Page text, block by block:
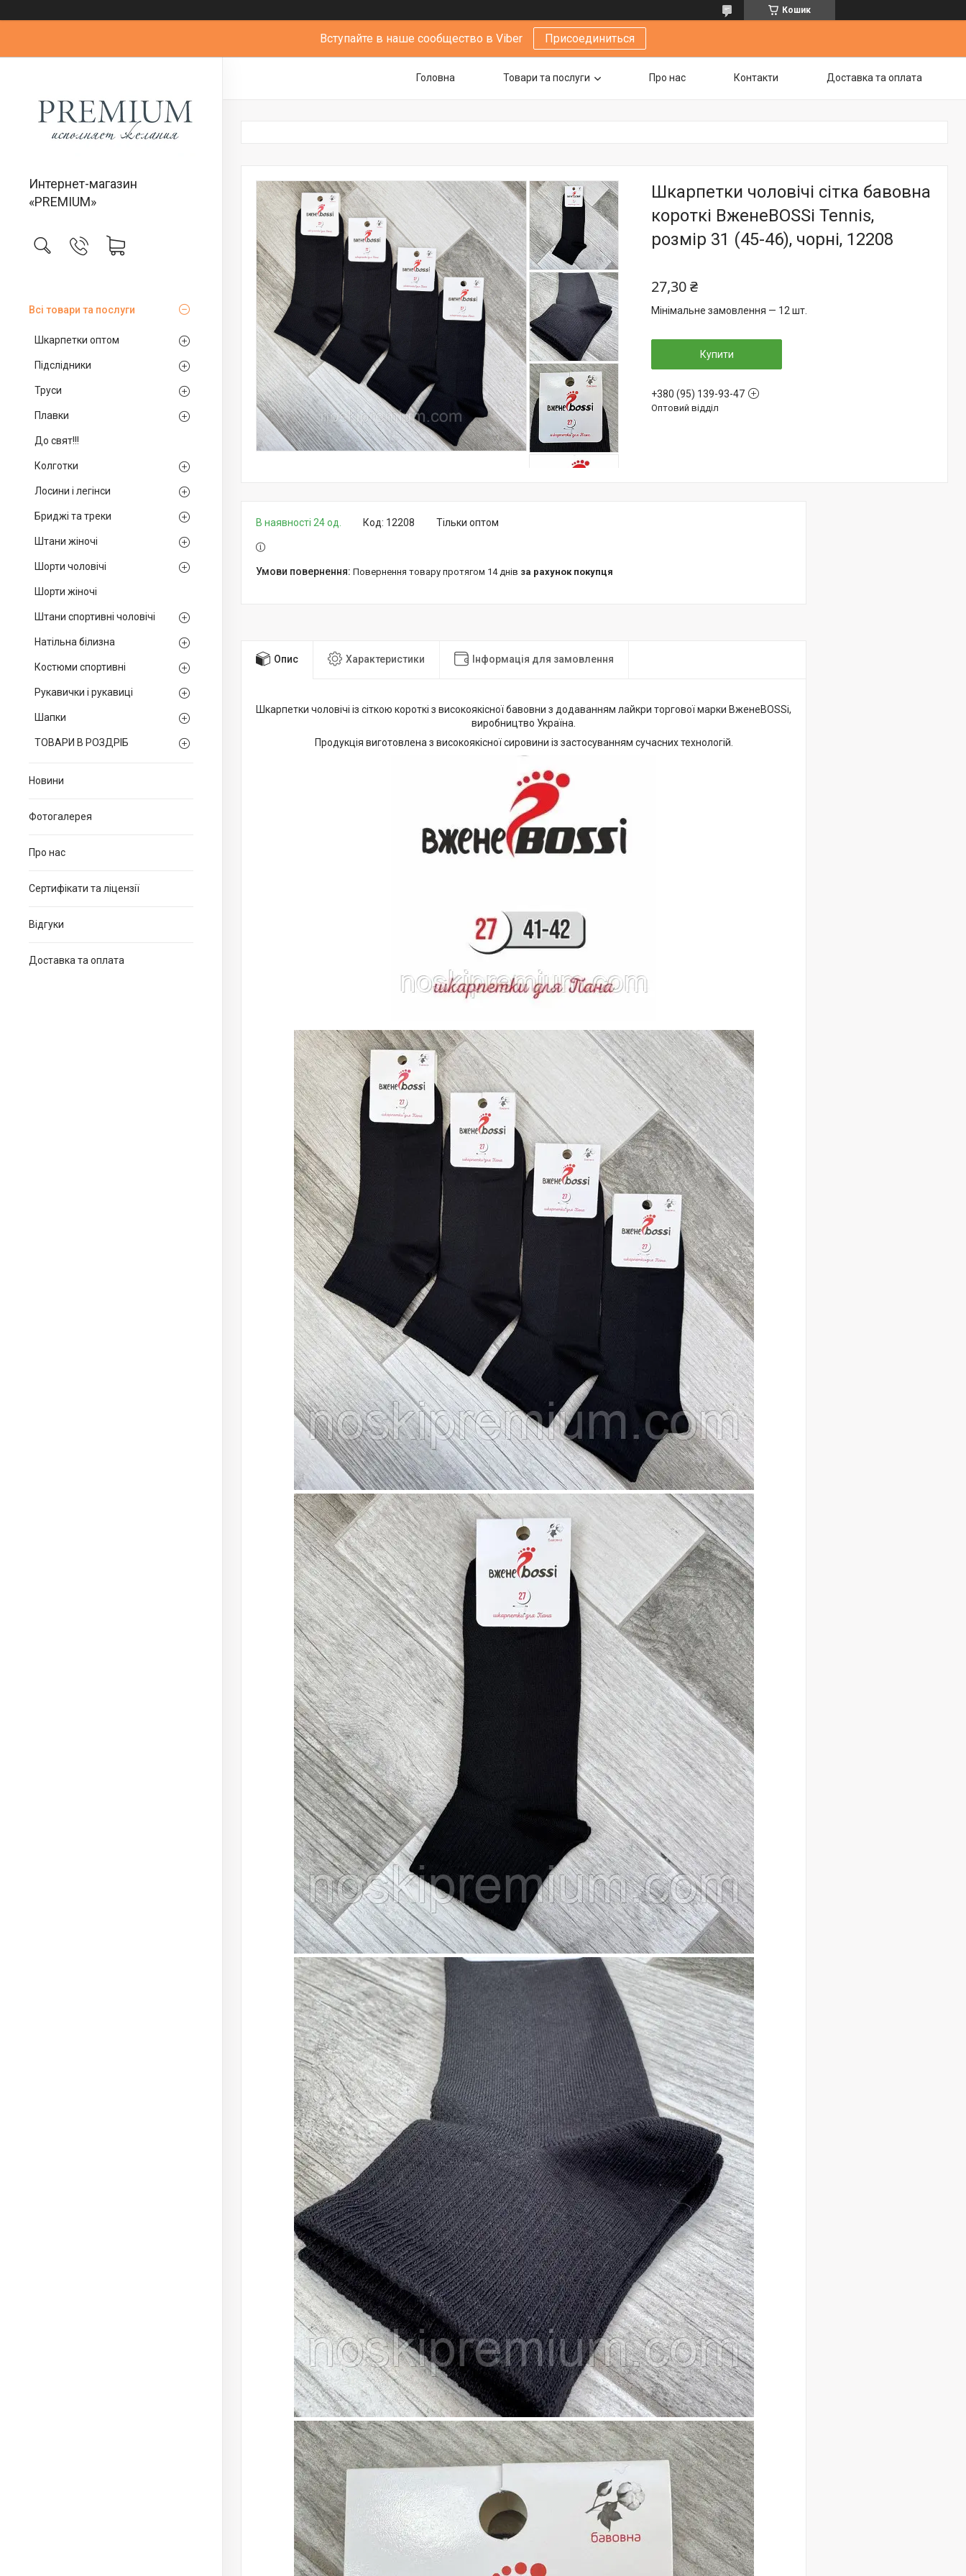
Кошик
Вступайте в наше сообщество в Viber Присоединиться
Интернет-магазин
«PREMIUM»
Всі товари та послуги
Шкарпетки оптом
Підслідники
Труси
Плавки
До свят!!!
Колготки
Лосини і легінси
Бриджі та треки
Штани жіночі
Шорти чоловічі
Шорти жіночі
Штани спортивні чоловічі
Натільна білизна
Костюми спортивні
Рукавички і рукавиці
Шапки
ТОВАРИ В РОЗДРІБ
Новини
Фотогалерея
Про нас
Сертифікати та ліцензії
Відгуки
Доставка та оплата
Головна Товари та послуги Про нас Контакти Доставка та оплата
Шкарпетки чоловічі сітка бавовна
короткі ВженеBOSSі Tennis,
розмір 31 (45-46), чорні, 12208
27,30 ₴
Мінімальне замовлення — 12 шт.
Купити
+380 (95) 139-93-47
Оптовий відділ
В наявності 24 од. Тільки оптом
Код: 12208
повернення товару протягом 14 днів за рахунок покупця
Опис Характеристики Інформація для замовлення
Шкарпетки чоловічі із сіткою короткі з високоякісної бавовни з додаванням лайкри торгової марки ВженеBOSSі,
виробництво Україна.
Продукція виготовлена з високоякісної сировини із застосуванням сучасних технологій.